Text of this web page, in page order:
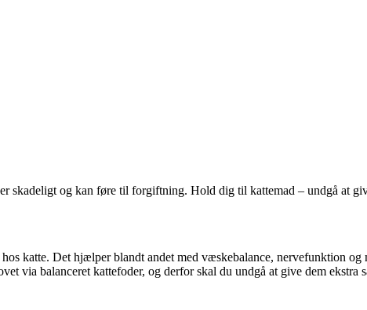
skadeligt og kan føre til forgiftning. Hold dig til kattemad – undgå at
katte. Det hjælper blandt andet med væskebalance, nervefunktion
via balanceret kattefoder, og derfor skal du undgå at give dem ekstra